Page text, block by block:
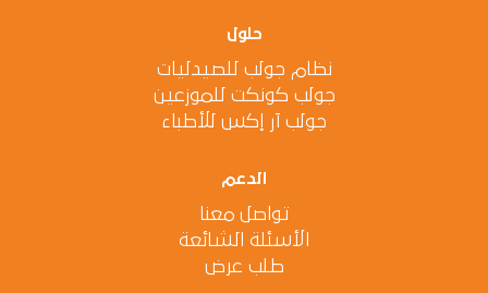
حلول
نظام جولب للصيدليات
جولب كونكت للموزعين
جولب آر إكس للأطباء
الدعم
تواصل معنا
الأسئلة الشائعة
طلب عرض